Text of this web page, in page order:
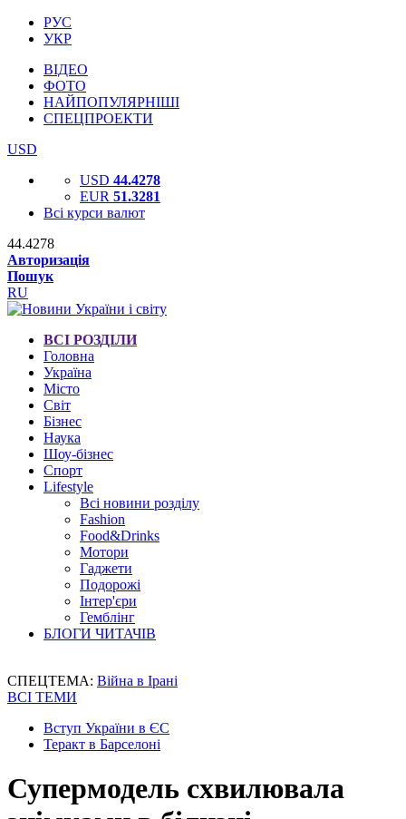
РУС
УКР
ВІДЕО
ФОТО
НАЙПОПУЛЯРНІШІ
СПЕЦПРОЕКТИ
USD
USD 44.4278
EUR 51.3281
Всі курси валют
44.4278
Авторизація
Пошук
RU
ВСІ РОЗДІЛИ
Головна
Україна
Місто
Світ
Бізнес
Наука
Шоу-бізнес
Спорт
Lifestyle
Всі новини розділу
Fashion
Food&Drinks
Мотори
Гаджети
Подорожі
Інтер'єри
Гемблінг
БЛОГИ ЧИТАЧІВ
СПЕЦТЕМА: Війна в Ірані
ВСІ ТЕМИ
Вступ України в ЄС
Теракт в Барселоні
Супермодель схвилювала